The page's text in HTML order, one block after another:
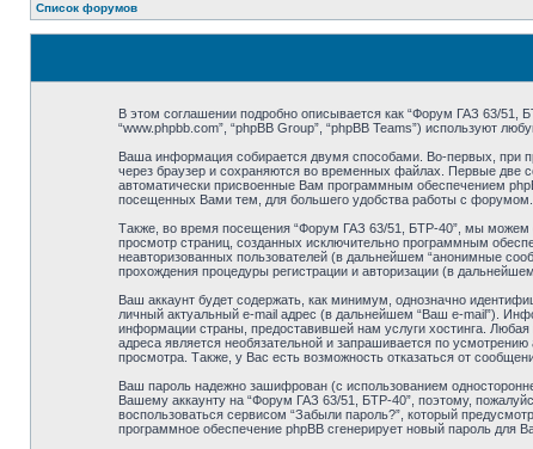
Список форумов
В этом соглашении подробно описывается как “Форум ГАЗ 63/51,
“www.phpbb.com”, “phpBB Group”, “phpBB Teams”) используют
Ваша информация собирается двумя способами. Во-первых, при
через браузер и сохраняются во временных файлах. Первые две
автоматически присвоенные Вам программным обеспечением
посещенных Вами тем, для большего удобства работы с форумом.
Также, во время посещения “Форум ГАЗ 63/51, БТР-40”, мы можем
просмотр страниц, созданных исключительно программным
неавторизованных пользователей (в дальнейшем “анонимные
прохождения процедуры регистрации и авторизации (в
Ваш аккаунт будет содержать, как минимум, однозначно
личный актуальный e-mail адрес (в дальнейшем “Ваш e-mail”).
информации страны, предоставившей нам услуги хостинга.
адреса является необязательной и запрашивается по
просмотра. Также, у Вас есть возможность отказаться от
Ваш пароль надежно зашифрован (с использованием
Вашему аккаунту на “Форум ГАЗ 63/51, БТР-40”, поэтому,
воспользоваться сервисом “Забыли пароль?”, который
программное обеспечение phpBB сгенерирует новый пароль для